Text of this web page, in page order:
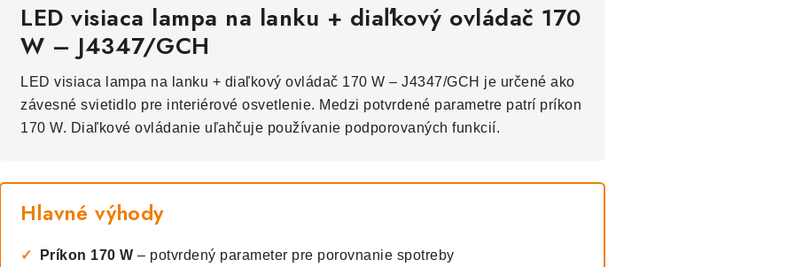
LED visiaca lampa na lanku + diaľkový ovládač 170
W – J4347/GCH
LED visiaca lampa na lanku + diaľkový ovládač 170 W – J4347/GCH je určené ako
závesné svietidlo pre interiérové osvetlenie. Medzi potvrdené parametre patrí príkon
170 W. Diaľkové ovládanie uľahčuje používanie podporovaných funkcií.
Hlavné výhody
✓ Príkon 170 W – potvrdený parameter pre porovnanie spotreby